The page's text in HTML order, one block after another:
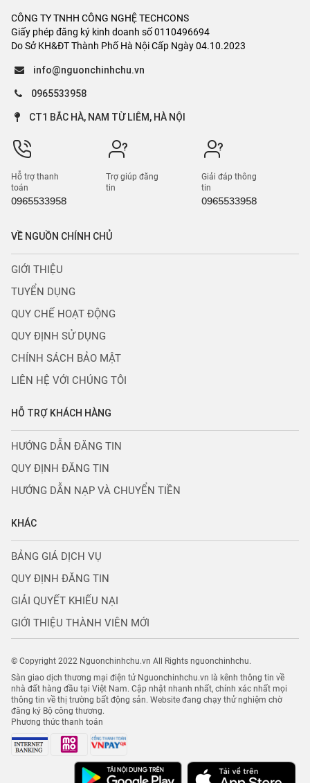
CÔNG TY TNHH CÔNG NGHỆ TECHCONS
Giấy phép đăng ký kinh doanh số 0110496694
Do Sở KH&ĐT Thành Phố Hà Nội Cấp Ngày 04.10.2023
info@nguonchinhchu.vn
0965533958
CT1 BẮC HÀ, NAM TỪ LIÊM, HÀ NỘI
Hỗ trợ thanh
toán
0965533958
Trợ giúp đăng
tin
Giải đáp thông
tin
0965533958
VỀ NGUỒN CHÍNH CHỦ
GIỚI THIỆU
TUYỂN DỤNG
QUY CHẾ HOẠT ĐỘNG
QUY ĐỊNH SỬ DỤNG
CHÍNH SÁCH BẢO MẬT
LIÊN HỆ VỚI CHÚNG TÔI
HỖ TRỢ KHÁCH HÀNG
HƯỚNG DẪN ĐĂNG TIN
QUY ĐỊNH ĐĂNG TIN
HƯỚNG DẪN NẠP VÀ CHUYỂN TIỀN
KHÁC
BẢNG GIÁ DỊCH VỤ
QUY ĐỊNH ĐĂNG TIN
GIẢI QUYẾT KHIẾU NẠI
GIỚI THIỆU THÀNH VIÊN MỚI
© Copyright 2022 Nguonchinhchu.vn All Rights nguonchinhchu.
Sàn giao dịch thương mại điện tử Nguonchinhchu.vn là kênh thông tin về
nhà đất hàng đầu tại Việt Nam. Cập nhật nhanh nhất, chính xác nhất mọi
thông tin về thị trường bất động sản. Website đang chạy thử nghiệm chờ
đăng ký Bộ công thương.
Phương thức thanh toán